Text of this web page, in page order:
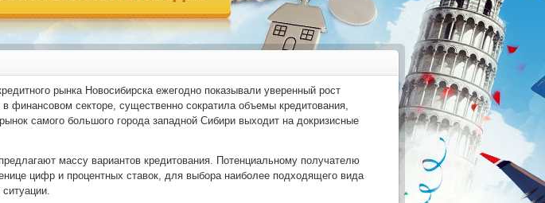
рынка Новосибирска ежегодно показывали уверенный рост
в финансовом секторе, существенно сократила объемы кредитования,
самого большого города западной Сибири выходит на докризисные
массу вариантов кредитования. Потенциальному получателю
цифр и процентных ставок, для выбора наиболее подходящего вида